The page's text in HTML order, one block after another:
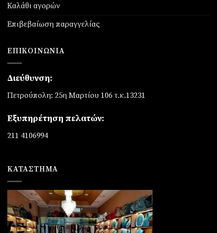
Καλάθι αγορών
Επιβεβαίωση παραγγελίας
ΕΠΙΚΟΙΝΩΝΊΑ
Διεύθυνση:
Πετρούπολη: 25η Μαρτίου 106 τ.κ.13231
Εξυπηρέτηση πελατών:
211 4106994
ΚΑΤΆΣΤΗΜΑ